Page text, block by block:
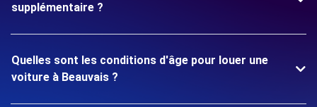
supplémentaire ?
Quelles sont les conditions d'âge pour louer une
voiture à Beauvais ?